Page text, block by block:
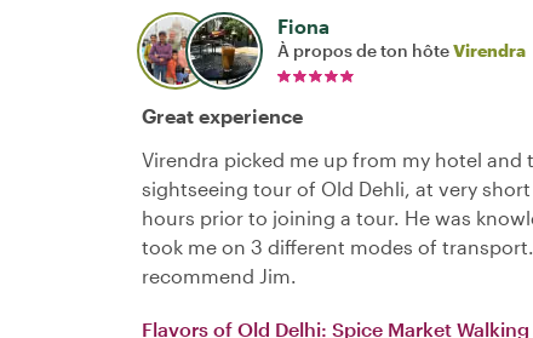
Fiona
À propos de ton hôteVirendra
Great experience
Virendra picked me up from my hotel and
sightseeing tour of Old Dehli, at very
hours prior to joining a tour. He was
took me on 3 different modes of
recommend Jim.
Flavors of Old Delhi: Spice Market Walking